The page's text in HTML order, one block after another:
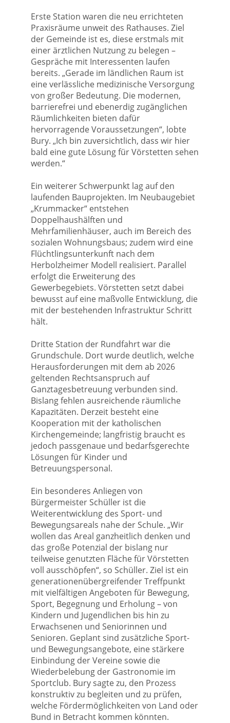
Erste Station waren die neu errichteten
Praxisräume unweit des Rathauses. Ziel
der Gemeinde ist es, diese erstmals mit
einer ärztlichen Nutzung zu belegen –
Gespräche mit Interessenten laufen
bereits. „Gerade im ländlichen Raum ist
eine verlässliche medizinische Versorgung
von großer Bedeutung. Die modernen,
barrierefrei und ebenerdig zugänglichen
Räumlichkeiten bieten dafür
hervorragende Voraussetzungen“, lobte
Bury. „Ich bin zuversichtlich, dass wir hier
bald eine gute Lösung für Vörstetten sehen
werden.“
Ein weiterer Schwerpunkt lag auf den
laufenden Bauprojekten. Im Neubaugebiet
„Krummacker“ entstehen
Doppelhaushälften und
Mehrfamilienhäuser, auch im Bereich des
sozialen Wohnungsbaus; zudem wird eine
Flüchtlingsunterkunft nach dem
Herbolzheimer Modell realisiert. Parallel
erfolgt die Erweiterung des
Gewerbegebiets. Vörstetten setzt dabei
bewusst auf eine maßvolle Entwicklung, die
mit der bestehenden Infrastruktur Schritt
hält.
Dritte Station der Rundfahrt war die
Grundschule. Dort wurde deutlich, welche
Herausforderungen mit dem ab 2026
geltenden Rechtsanspruch auf
Ganztagesbetreuung verbunden sind.
Bislang fehlen ausreichende räumliche
Kapazitäten. Derzeit besteht eine
Kooperation mit der katholischen
Kirchengemeinde; langfristig braucht es
jedoch passgenaue und bedarfsgerechte
Lösungen für Kinder und
Betreuungspersonal.
Ein besonderes Anliegen von
Bürgermeister Schüller ist die
Weiterentwicklung des Sport- und
Bewegungsareals nahe der Schule. „Wir
wollen das Areal ganzheitlich denken und
das große Potenzial der bislang nur
teilweise genutzten Fläche für Vörstetten
voll ausschöpfen“, so Schüller. Ziel ist ein
generationenübergreifender Treffpunkt
mit vielfältigen Angeboten für Bewegung,
Sport, Begegnung und Erholung – von
Kindern und Jugendlichen bis hin zu
Erwachsenen und Seniorinnen und
Senioren. Geplant sind zusätzliche Sport-
und Bewegungsangebote, eine stärkere
Einbindung der Vereine sowie die
Wiederbelebung der Gastronomie im
Sportclub. Bury sagte zu, den Prozess
konstruktiv zu begleiten und zu prüfen,
welche Fördermöglichkeiten von Land oder
Bund in Betracht kommen könnten.